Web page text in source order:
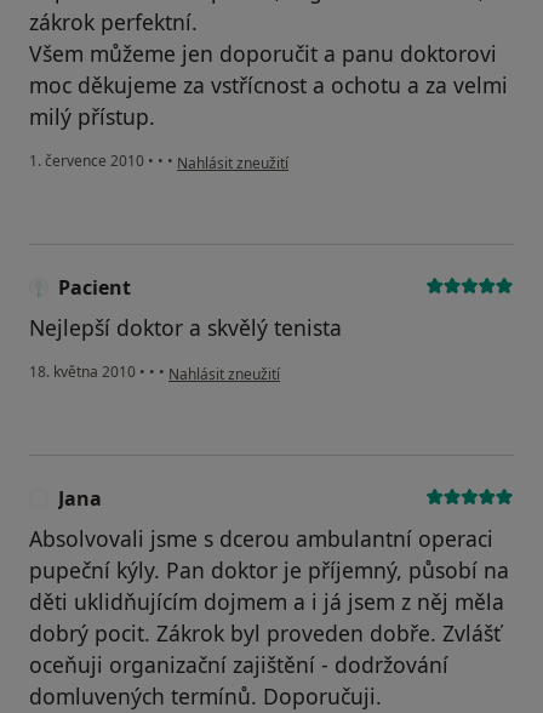
zákrok perfektní.
Všem můžeme jen doporučit a panu doktorovi
moc děkujeme za vstřícnost a ochotu a za velmi
milý přístup.
1. července 2010 • • • podle názoru uživatele Pacient
Nahlásit zneužití
Pacient
Nejlepší doktor a skvělý tenista
18. května 2010 • • • podle názoru uživatele Pacient
Nahlásit zneužití
Jana
Absolvovali jsme s dcerou ambulantní operaci
pupeční kýly. Pan doktor je příjemný, působí na
děti uklidňujícím dojmem a i já jsem z něj měla
dobrý pocit. Zákrok byl proveden dobře. Zvlášť
oceňuji organizační zajištění - dodržování
domluvených termínů. Doporučuji.